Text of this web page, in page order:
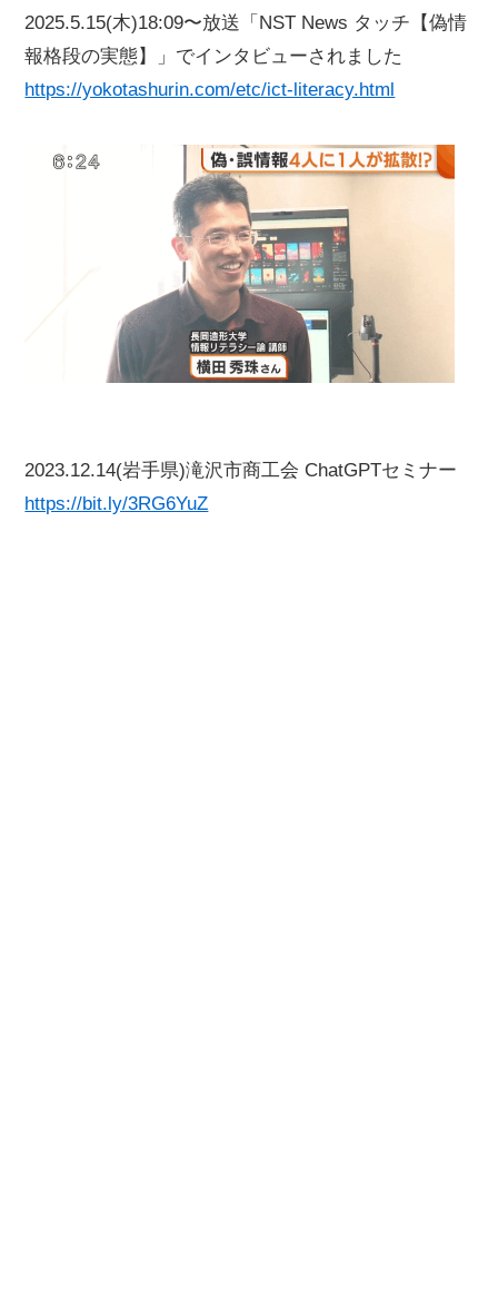
2025.5.15(木)18:09〜放送「NST News タッチ【偽情
報格段の実態】」でインタビューされました
https://yokotashurin.com/etc/ict-literacy.html
2023.12.14(岩手県)滝沢市商工会 ChatGPTセミナー
https://bit.ly/3RG6YuZ